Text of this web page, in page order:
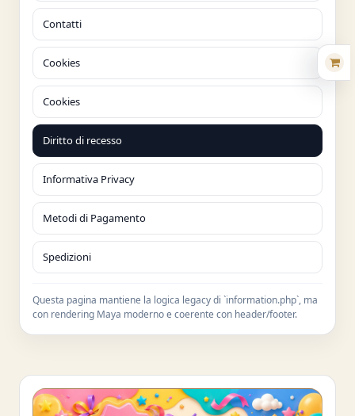
Contatti
Cookies
Cookies
Diritto di recesso
Informativa Privacy
Metodi di Pagamento
Spedizioni
Questa pagina mantiene la logica legacy di `information.php`, ma
con rendering Maya moderno e coerente con header/footer.